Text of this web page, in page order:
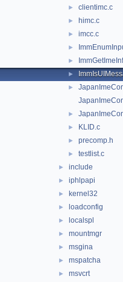
► clientimc.c
► himc.c
► imcc.c
►
►
►
►
►
► KLID.c
► precomp.h
► testlist.c
► include
► iphlpapi
► kernel32
► loadconfig
► localspl
► mountmgr
► msgina
► mspatcha
► msvcrt